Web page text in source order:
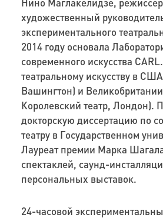
художественный
экспериментального
2014 году основала
современного искусства
театральному искусству в
Вашингтон) и
Королевский театр, Лондон).
докторскую диссертацию по
театру в Государственном
Лауреат премии Марка
спектаклей, саунд-
персональных выставок.
24-часовой